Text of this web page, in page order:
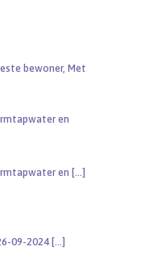
bewoner, Met
en
en […]
09-2024[…]